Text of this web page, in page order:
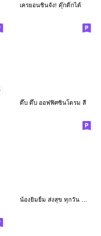
เครยอนชินจัง! ดุ๊กดิ๊กได้
ดึ๊บ ดึ๊บ ออฟฟิศซินโดรม สี่